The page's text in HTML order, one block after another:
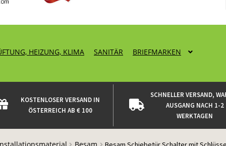
HEIZUNG, KLIMA SANITÄR BRIEFMARKEN
KOSTENLOSER VERSAND IN
ÖSTERREICH AB € 100
SCHNELLER VERSAND,
AUSGANG NACH 1-2
WERKTAGEN